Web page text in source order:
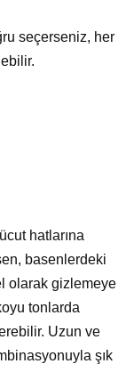
seçerseniz, her
hatlarına
basenlerdeki
olarak gizlemeye
tonlarda
Uzun ve
şık